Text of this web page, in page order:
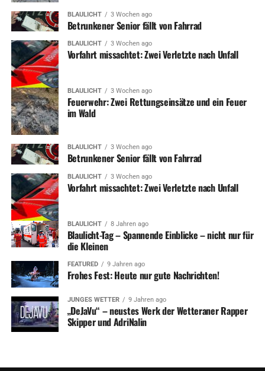
BLAULICHT 3 Wochen ago
Betrunkener Senior fällt von Fahrrad
BLAULICHT 3 Wochen ago
Vorfahrt missachtet: Zwei Verletzte nach Unfall
BLAULICHT 3 Wochen ago
Feuerwehr: Zwei Rettungseinsätze und ein Feuer
im Wald
BLAULICHT 3 Wochen ago
Betrunkener Senior fällt von Fahrrad
BLAULICHT 3 Wochen ago
Vorfahrt missachtet: Zwei Verletzte nach Unfall
BLAULICHT 8 Jahren ago
Blaulicht-Tag – Spannende Einblicke – nicht nur für
die Kleinen
FEATURED 9 Jahren ago
Frohes Fest: Heute nur gute Nachrichten!
JUNGES WETTER 9 Jahren ago
„DeJaVu“ – neustes Werk der Wetteraner Rapper
Skipper und AdriNalin